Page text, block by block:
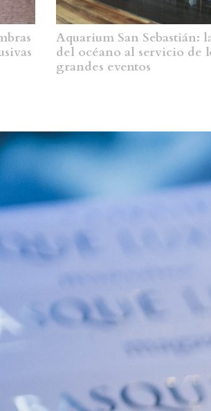
Aquarium San Sebastián:
del océano al servicio de
grandes eventos